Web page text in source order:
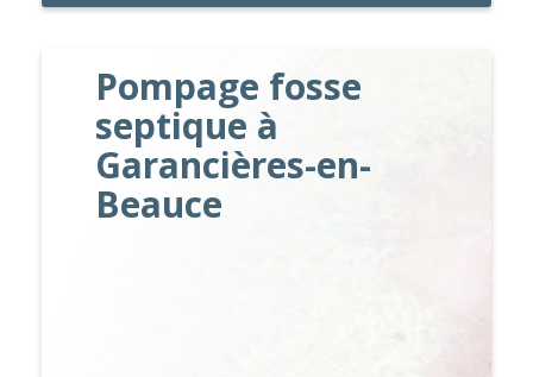
Pompage fosse
septique à
Garancières-en-
Beauce